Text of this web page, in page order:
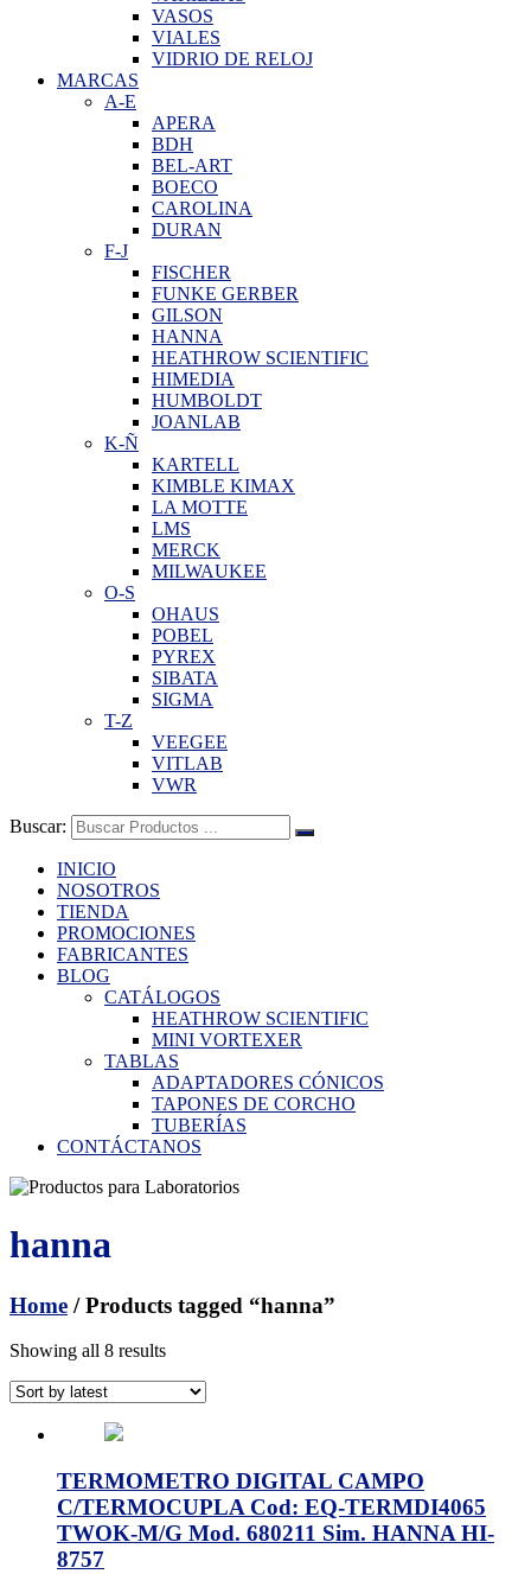
VASOS
VIALES
VIDRIO DE RELOJ
MARCAS
A-E
APERA
BDH
BEL-ART
BOECO
CAROLINA
DURAN
F-J
FISCHER
FUNKE GERBER
GILSON
HANNA
HEATHROW SCIENTIFIC
HIMEDIA
HUMBOLDT
JOANLAB
K-Ñ
KARTELL
KIMBLE KIMAX
LA MOTTE
LMS
MERCK
MILWAUKEE
O-S
OHAUS
POBEL
PYREX
SIBATA
SIGMA
T-Z
VEEGEE
VITLAB
VWR
Buscar:
INICIO
NOSOTROS
TIENDA
PROMOCIONES
FABRICANTES
BLOG
CATÁLOGOS
HEATHROW SCIENTIFIC
MINI VORTEXER
TABLAS
ADAPTADORES CÓNICOS
TAPONES DE CORCHO
TUBERÍAS
CONTÁCTANOS
hanna
Home / Products tagged “hanna”
Showing all 8 results
TERMOMETRO DIGITAL CAMPO
C/TERMOCUPLA Cod: EQ-TERMDI4065
TWOK-M/G Mod. 680211 Sim. HANNA HI-
8757